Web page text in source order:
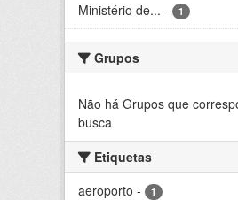
Ministério de... - 1
Grupos
Não há Grupos que
busca
Etiquetas
aeroporto - 1